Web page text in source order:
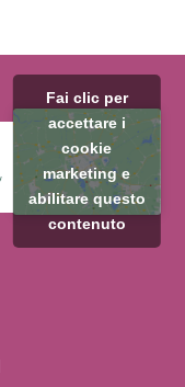
Fai clic per
accettare i
cookie
marketing e
abilitare questo
contenuto